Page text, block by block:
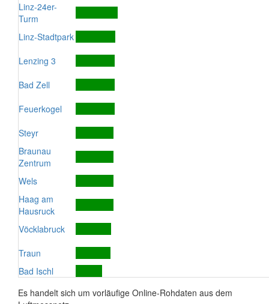
Linz-24er-
Turm
Linz-Stadtpark
Lenzing 3
Bad Zell
Feuerkogel
Steyr
Braunau
Zentrum
Wels
Haag am
Hausruck
Vöcklabruck
Traun
Bad Ischl
Es handelt sich um vorläufige Online-Rohdaten aus dem